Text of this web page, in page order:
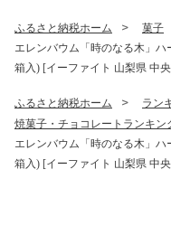
ふるさと納税ホーム 菓子
エレンバウム「時のなる木」
箱入) [イーファイト 山梨県 中央
ふるさと納税ホーム ラン
焼菓子・チョコレートランキン
エレンバウム「時のなる木」
箱入) [イーファイト 山梨県 中央